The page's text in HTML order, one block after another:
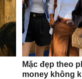
Mặc đẹp theo
money không